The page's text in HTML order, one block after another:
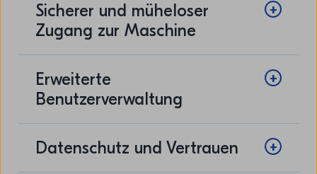
Sicherer und müheloser
Zugang zur Maschine
Erweiterte
Benutzerverwaltung
Datenschutz und Vertrauen